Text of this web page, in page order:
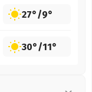
27°/9°
30°/11°